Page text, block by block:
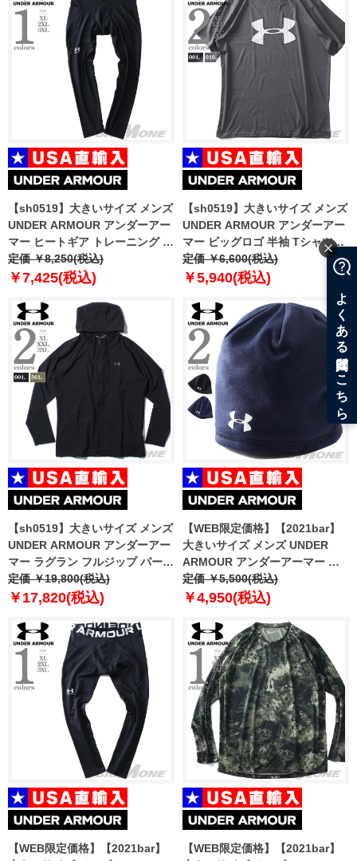
【sh0519】大きいサイズ メンズ
UNDER ARMOUR アンダーアー
マー ヒートギア トレーニング レ
ギンス USA直輸入 1361586
定価 ￥8,250(税込)
￥7,425(税込)
【sh0519】大きいサイズ メンズ
UNDER ARMOUR アンダーアー
マー ビッグロゴ 半袖 Tシャツ
USA直輸入 1329583
定価 ￥6,600(税込)
￥5,940(税込)
【sh0519】大きいサイズ メンズ
UNDER ARMOUR アンダーアー
マー ラグラン フルジップ パーカ
ー ウィンドブレーカー USA直輸
入 1370499
定価 ￥19,800(税込)
￥17,820(税込)
【WEB限定価格】【2021bar】
大きいサイズ メンズ UNDER
ARMOUR アンダーアーマー キ
ャップ ビーニー 帽子 USA直輸入
1343149
定価 ￥5,500(税込)
￥4,950(税込)
【WEB限定価格】【2021bar】
【WEB限定価格】【2021bar】